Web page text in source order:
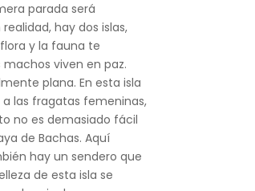
parada será
hay dos islas,
flora y la fauna te
viven en paz.
plana. En esta isla
las fragatas femeninas,
no es demasiado fácil
de Bachas. Aquí
hay un sendero que
de esta isla se